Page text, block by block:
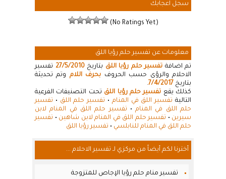
سجل اعجابك
(No Ratings Yet)
معلومات عن تفسير حلم رؤيا اللق
تم اضافة تفسير حلم رؤيا اللق بتاريخ27/5/2010 تفسير
الاحلام والرؤى حسب الحروف بحرف اللام وتم تحديثة
بتاريخ 7/4/2017
.
كذلك يقع تفسير حلم رؤيا اللق تحت التصنيفات الفرعية
التالية تفسير اللق في المنام • تفسير حلم اللق • تفسير
حلم اللق في المنام• تفسير حلم اللق في المنام لابن
سيرين • تفسير حلم اللق في المنام لابن شاهين • تفسير
حلم اللق في المنام للنابلسي • تفسير رؤيا اللق
أخترنا لكم أيضاً من مركزي لـ تفسير الاحلام ...
تفسير منام حلم رؤيا الإجاص للمتزوجة